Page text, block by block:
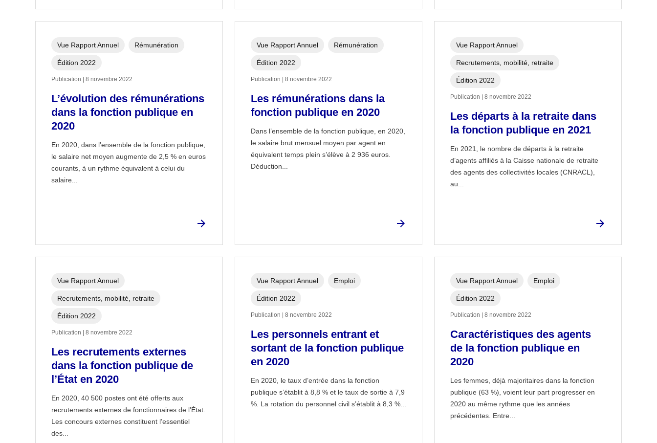
L’évolution des rémunérations
dans la fonction publique en
2020
En 2020, dans l’ensemble de la fonction publique,
le salaire net moyen augmente de 2,5 % en euros
courants, à un rythme équivalent à celui du
salaire...
Vue Rapport Annuel Rémunération
Édition 2022
Publication | 8 novembre 2022
Les rémunérations dans la
fonction publique en 2020
Dans l’ensemble de la fonction publique, en 2020,
le salaire brut mensuel moyen par agent en
équivalent temps plein s’élève à 2 936 euros.
Déduction...
Vue Rapport Annuel Rémunération
Édition 2022
Publication | 8 novembre 2022
Les départs à la retraite dans
la fonction publique en 2021
En 2021, le nombre de départs à la retraite
d’agents affiliés à la Caisse nationale de retraite
des agents des collectivités locales (CNRACL),
au...
Vue Rapport Annuel
Recrutements, mobilité, retraite
Édition 2022
Publication | 8 novembre 2022
Les recrutements externes
dans la fonction publique de
l’État en 2020
En 2020, 40 500 postes ont été offerts aux
recrutements externes de fonctionnaires de l’État.
Les concours externes constituent l’essentiel
des...
Vue Rapport Annuel
Recrutements, mobilité, retraite
Édition 2022
Publication | 8 novembre 2022
Les personnels entrant et
sortant de la fonction publique
en 2020
En 2020, le taux d’entrée dans la fonction
publique s’établit à 8,8 % et le taux de sortie à 7,9
%. La rotation du personnel civil s’établit à 8,3 %...
Vue Rapport Annuel Emploi
Édition 2022
Publication | 8 novembre 2022
Caractéristiques des agents
de la fonction publique en
2020
Les femmes, déjà majoritaires dans la fonction
publique (63 %), voient leur part progresser en
2020 au même rythme que les années
précédentes. Entre...
Vue Rapport Annuel Emploi
Édition 2022
Publication | 8 novembre 2022